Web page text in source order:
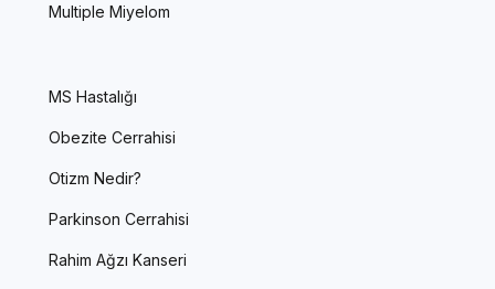
Multiple Miyelom
MS Hastalığı
Obezite Cerrahisi
Otizm Nedir?
Parkinson Cerrahisi
Rahim Ağzı Kanseri